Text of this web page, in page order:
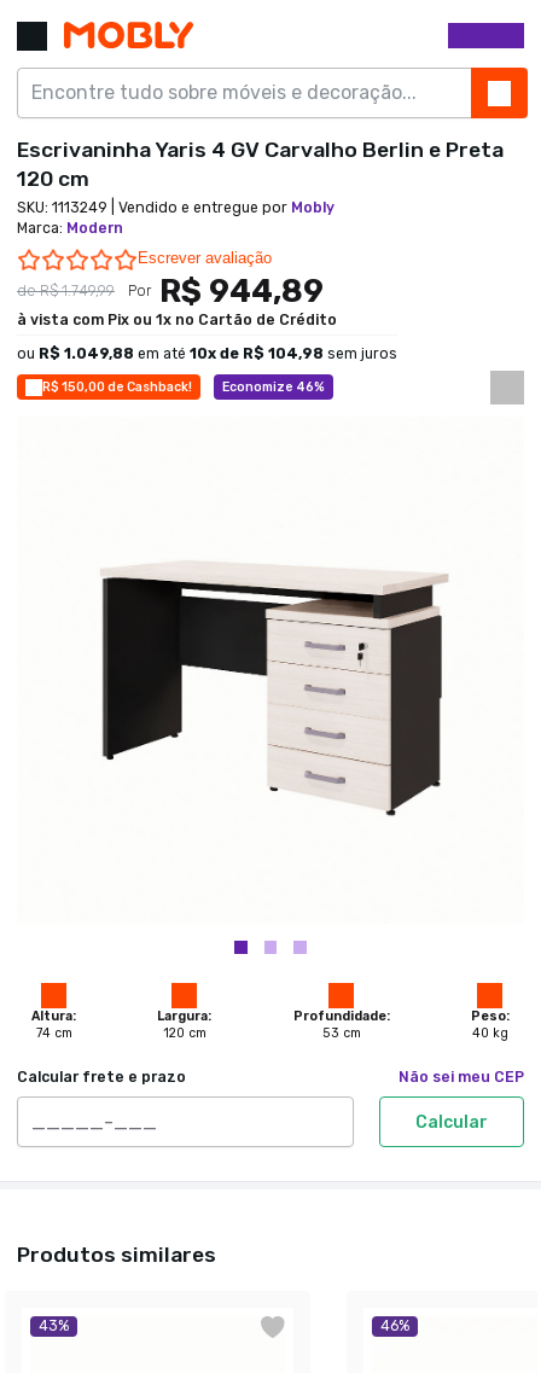
R$ 150,00 de Cashback! Economize 46%
Altura:
74cm
Largura:
120 cm
Profundidade:
53 cm
Peso:
40 kg
Calcular frete e prazo Não sei meu CEP
Calcular
Escrivaninha Yaris 4 GV Carvalho Berlin e Preta
120 cm
SKU: 1113249 | Vendido e entregue por Mobly
Marca: Modern
0.0 star rating
Escrever avaliação
deR$ 1.749,99 Por R$ 944,89
à vista com Pix ou 1x no Cartão de Crédito
ou R$ 1.049,88 em até 10x de R$ 104,98 sem juros
Produtos similares
43% 46%